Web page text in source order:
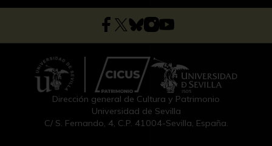
Dirección general de Cultura y Patrimonio
Universidad de Sevilla
C/ S. Fernando, 4, C.P. 41004-Sevilla, España.